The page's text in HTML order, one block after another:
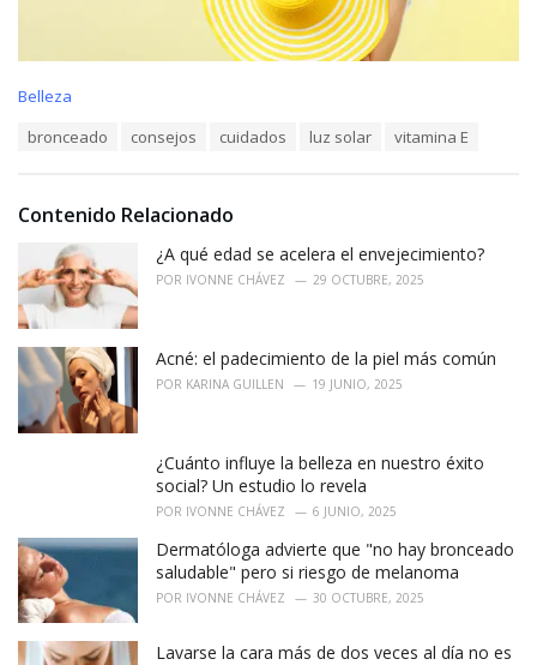
C
o
r
e
s
:
Belleza
:
bronceado consejos cuidados luz solar vitamina E
Contenido Relacionado
¿A qué edad se acelera el envejecimiento?
POR IVONNE CHÁVEZ 29 OCTUBRE, 2025
Acné: el padecimiento de la piel más común
POR KARINA GUILLEN 19 JUNIO, 2025
¿Cuánto influye la belleza en nuestro éxito
social? Un estudio lo revela
POR IVONNE CHÁVEZ 6 JUNIO, 2025
Dermatóloga advierte que "no hay bronceado
saludable" pero si riesgo de melanoma
POR IVONNE CHÁVEZ 30 OCTUBRE, 2025
Lavarse la cara más de dos veces al día no es